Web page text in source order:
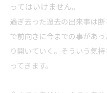
ってはいけません。
過ぎ去った過去の出来事は
で前向きに今までの事があ
り開いていく。そういう気
ってきます。